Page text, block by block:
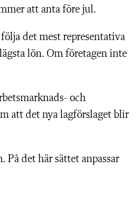
att anta före jul.
det mest representativa
lön. Om företagen inte
och
att det nya lagförslaget blir
På det här sättet anpassar